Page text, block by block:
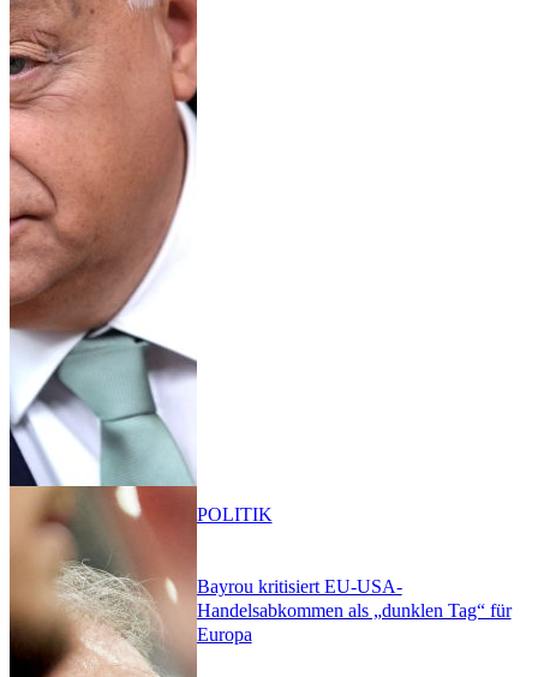
Bayrou kritisiert EU-USA-
Handelsabkommen als „dunklen Tag“ für
Europa
POLITIK